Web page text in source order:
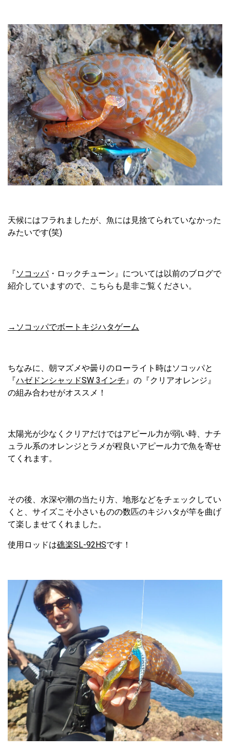
天候にはフラれましたが、魚には見捨てられていなかった
みたいです(笑)
『ソコッパ・ロックチューン』については以前のブログで
紹介していますので、こちらも是非ご覧ください。
→ソコッパでボートキジハタゲーム
ちなみに、朝マズメや曇りのローライト時はソコッパと
『ハゼドンシャッドSW 3インチ 』の『クリアオレンジ』
の組み合わせがオススメ！
太陽光が少なくクリアだけではアピール力が弱い時、ナチ
ュラル系のオレンジとラメが程良いアピール力で魚を寄せ
てくれます。
その後、水深や潮の当たり方、地形などをチェックしてい
くと、サイズこそ小さいものの数匹のキジハタが竿を曲げ
て楽しませてくれました。
使用ロッドは礁楽SL-92HSです！